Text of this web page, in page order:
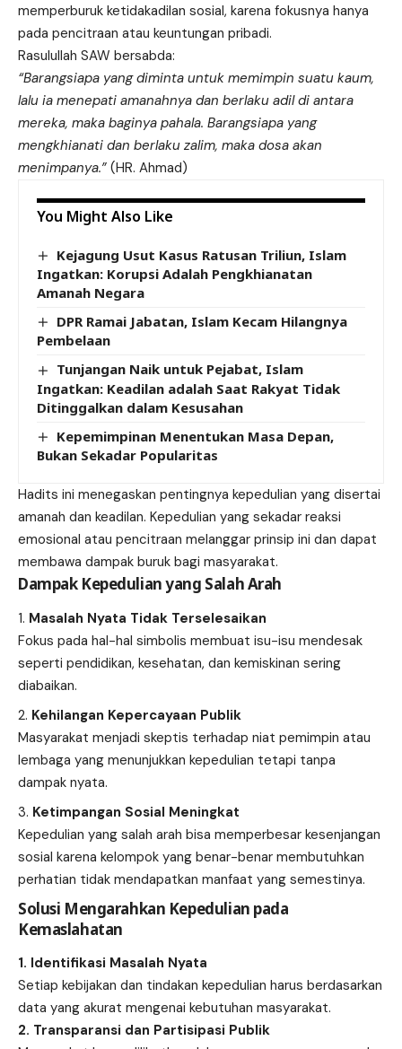
memperburuk ketidakadilan sosial, karena fokusnya hanya
pada pencitraan atau keuntungan pribadi.
Rasulullah SAW bersabda:
“Barangsiapa yang diminta untuk memimpin suatu kaum,
lalu ia menepati amanahnya dan berlaku adil di antara
mereka, maka baginya pahala. Barangsiapa yang
mengkhianati dan berlaku zalim, maka dosa akan
menimpanya.” (HR. Ahmad)
You Might Also Like
Kejagung Usut Kasus Ratusan Triliun, Islam
Ingatkan: Korupsi Adalah Pengkhianatan
Amanah Negara
DPR Ramai Jabatan, Islam Kecam Hilangnya
Pembelaan
Tunjangan Naik untuk Pejabat, Islam
Ingatkan: Keadilan adalah Saat Rakyat Tidak
Ditinggalkan dalam Kesusahan
Kepemimpinan Menentukan Masa Depan,
Bukan Sekadar Popularitas
Hadits ini menegaskan pentingnya kepedulian yang disertai
amanah dan keadilan. Kepedulian yang sekadar reaksi
emosional atau pencitraan melanggar prinsip ini dan dapat
membawa dampak buruk bagi masyarakat.
Dampak Kepedulian yang Salah Arah
Masalah Nyata Tidak Terselesaikan
Fokus pada hal-hal simbolis membuat isu-isu mendesak
seperti pendidikan, kesehatan, dan kemiskinan sering
diabaikan.
Kehilangan Kepercayaan Publik
Masyarakat menjadi skeptis terhadap niat pemimpin atau
lembaga yang menunjukkan kepedulian tetapi tanpa
dampak nyata.
Ketimpangan Sosial Meningkat
Kepedulian yang salah arah bisa memperbesar kesenjangan
sosial karena kelompok yang benar-benar membutuhkan
perhatian tidak mendapatkan manfaat yang semestinya.
Solusi Mengarahkan Kepedulian pada
Kemaslahatan
1. Identifikasi Masalah Nyata
Setiap kebijakan dan tindakan kepedulian harus berdasarkan
data yang akurat mengenai kebutuhan masyarakat.
2. Transparansi dan Partisipasi Publik